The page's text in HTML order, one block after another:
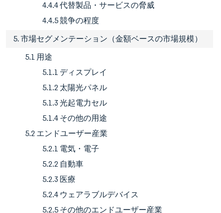
4.4.4 代替製品・サービスの脅威
4.4.5 競争の程度
5. 市場セグメンテーション（金額ベースの市場規模）
5.1 用途
5.1.1 ディスプレイ
5.1.2 太陽光パネル
5.1.3 光起電力セル
5.1.4 その他の用途
5.2 エンドユーザー産業
5.2.1 電気・電子
5.2.2 自動車
5.2.3 医療
5.2.4 ウェアラブルデバイス
5.2.5 その他のエンドユーザー産業